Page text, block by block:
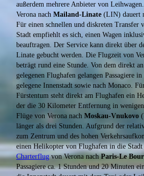
außerdem mehrere Anbieter von
Verona nach Mailand-Linate (LIN) dauert
Für einen schnellen und diskreten Transfer
Stadt empfiehlt es sich, einen Wagen
beauftragen. Der Service kann direkt über
Linate gebucht werden. Die Flugzeit von
beträgt rund eine Stunde. Von dem direkt
gelegenen Flughafen gelangen Passagiere
gelegene Innenstadt sowie nach Monaco.
Fürstentum steht direkt am Flughafen ein
der die 30 Kilometer Entfernung in
Flüge von Verona nach Moskau-Vnukovo
länger als drei Stunden. Aufgrund der
zum Zentrum und des hohen
einen Helikopter von Flughafen in die
Charterflugvon Verona nachParis-Le
Passagiere ca. 1 Stunden und 20 Minuten